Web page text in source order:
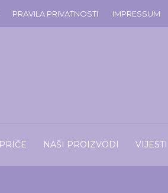
PRAVILA PRIVATNOSTI IMPRESSUM
NAŠI PROIZVODI